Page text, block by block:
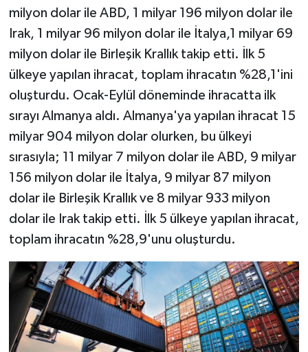
milyon dolar ile ABD, 1 milyar 196 milyon dolar ile
Irak, 1 milyar 96 milyon dolar ile İtalya,1 milyar 69
milyon dolar ile Birleşik Krallık takip etti. İlk 5
ülkeye yapılan ihracat, toplam ihracatın %28,1'ini
oluşturdu. Ocak-Eylül döneminde ihracatta ilk
sırayı Almanya aldı. Almanya'ya yapılan ihracat 15
milyar 904 milyon dolar olurken, bu ülkeyi
sırasıyla; 11 milyar 7 milyon dolar ile ABD, 9 milyar
156 milyon dolar ile İtalya, 9 milyar 87 milyon
dolar ile Birleşik Krallık ve 8 milyar 933 milyon
dolar ile Irak takip etti. İlk 5 ülkeye yapılan ihracat,
toplam ihracatın %28,9'unu oluşturdu.